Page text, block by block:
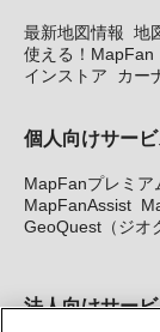
最新地図情報 地
使える！MapFan
インストア
カー
個人向けサー
MapFanプレミア
MapFanAssist
GeoQuest（ジオ
法人向けサー